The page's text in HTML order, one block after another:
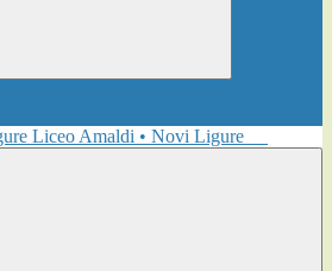
Liceo Amaldi • Novi Ligure